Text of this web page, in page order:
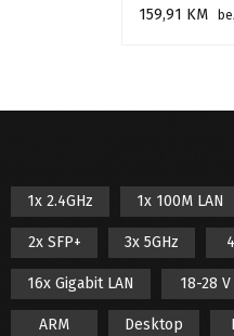
159,91 KM
1x 2.4GHz 1x 100M LAN
2x SFP+ 3x 5GHz
16x Gigabit LAN 18-28 V
ARM Desktop